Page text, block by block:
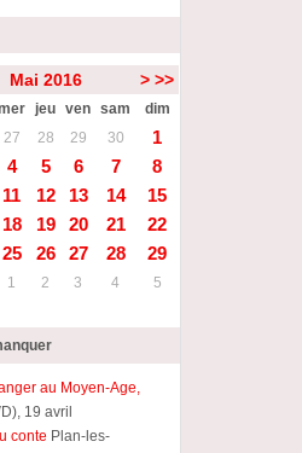
Mai 2016 > >>
jeu ven sam
dim
27 28 29 30
1
4 5 6 7
8
11 12 13 14
15
18 19 20 21
22
25 26 27 28
29
1 2 3 4 5
au Moyen-Age,
19 avril
conte Plan-les-